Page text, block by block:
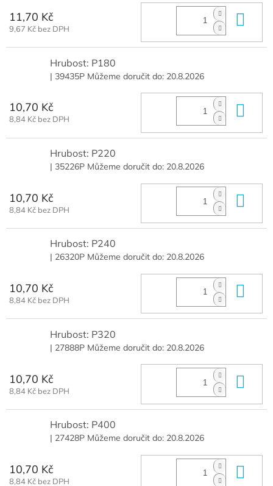
11,70 Kč
9,67 Kč bez DPH
Hrubost: P180
| 39435P Můžeme doručit do: 20.8.2026
10,70 Kč
8,84 Kč bez DPH
Hrubost: P220
| 35226P Můžeme doručit do: 20.8.2026
10,70 Kč
8,84 Kč bez DPH
Hrubost: P240
| 26320P Můžeme doručit do: 20.8.2026
10,70 Kč
8,84 Kč bez DPH
Hrubost: P320
| 27888P Můžeme doručit do: 20.8.2026
10,70 Kč
8,84 Kč bez DPH
Hrubost: P400
| 27428P Můžeme doručit do: 20.8.2026
10,70 Kč
8,84 Kč bez DPH